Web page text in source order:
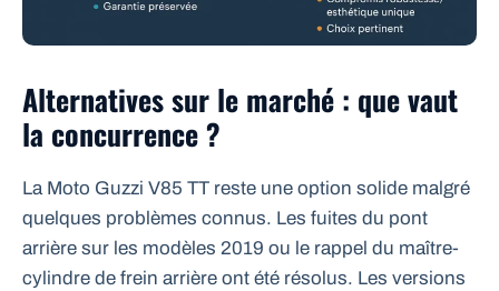
Alternatives sur le marché : que vaut
la concurrence ?
La Moto Guzzi V85 TT reste une option solide malgré
quelques problèmes connus. Les fuites du pont
arrière sur les modèles 2019 ou le rappel du maître-
cylindre de frein arrière ont été résolus. Les versions